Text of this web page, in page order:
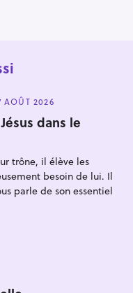
AOÛT 2026
dans le
trône, il élève les
besoin de lui. Il
parle de son essentiel